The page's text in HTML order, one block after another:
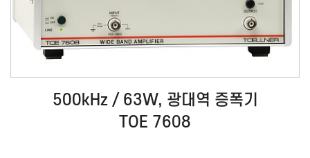
500kHz / 63W, 광대역 증폭기
TOE 7608